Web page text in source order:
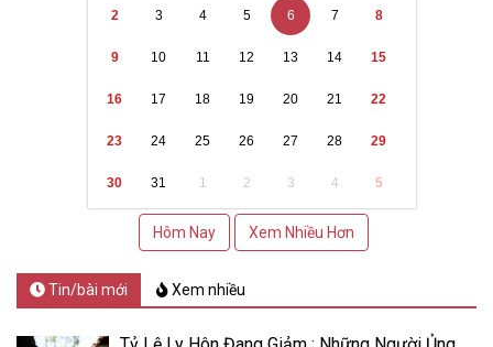
2 3 4 5 6 7 8
9 10 11 12 13 14 15
16 17 18 19 20 21 22
23 24 25 26 27 28 29
30 31 1 2 3 4 5
Hôm Nay Xem Nhiều Hơn
Tin/bài mới Xem nhiều